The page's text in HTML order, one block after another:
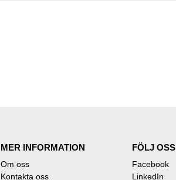
MER INFORMATION
Om oss
Kontakta oss
FÖLJ OSS
Facebook
LinkedIn